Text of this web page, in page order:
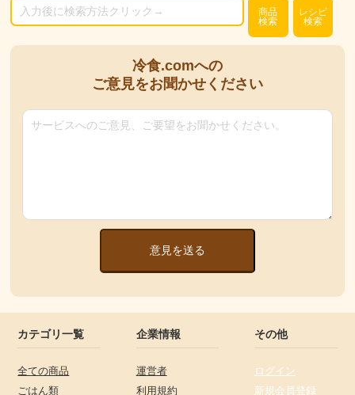
商品
検索
レシピ
検索
冷食.comへの
ご意見をお聞かせください
意見を送る
カテゴリ一覧
全ての商品
ごはん類
企業情報
運営者
利用規約
その他
ログイン
新規会員登録